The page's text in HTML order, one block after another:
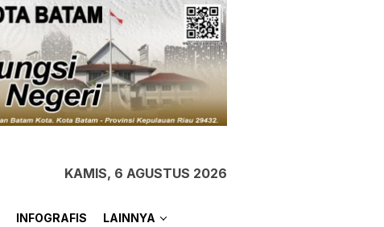
KAMIS, 6 AGUSTUS 2026
INFOGRAFIS LAINNYA